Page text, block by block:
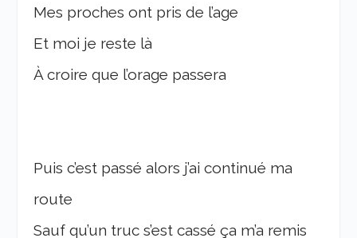
Mes proches ont pris de l’age
Et moi je reste là
À croire que l’orage passera
Puis c’est passé alors j’ai continué ma
route
Sauf qu’un truc s’est cassé ça m’a remis